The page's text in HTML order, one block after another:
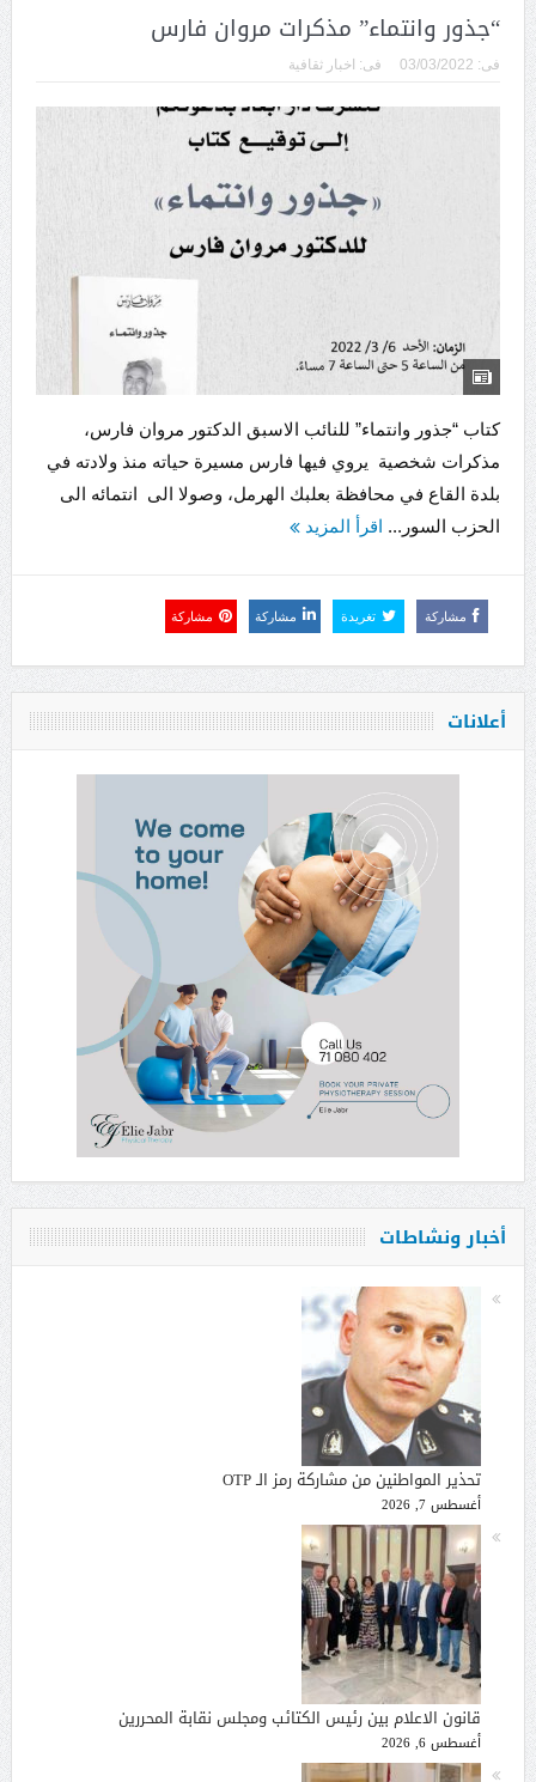
“جذور وانتماء” مذكرات مروان فارس
فى: 03/03/2022 فى: اخبار ثقافية
كتاب “جذور وانتماء” للنائب الاسبق الدكتور مروان فارس،
مذكرات شخصية يروي فيها فارس مسيرة حياته منذ ولادته في
بلدة القاع في محافظة بعلبك الهرمل، وصولا الى انتمائه الى
الحزب السور... اقرأ المزيد
مشاركة تغريدة مشاركة مشاركة
أعلانات
أخبار ونشاطات
تحذير المواطنين من مشاركة رمز الـ OTP
أغسطس 7, 2026
قانون الاعلام بين رئيس الكتائب ومجلس نقابة المحررين
أغسطس 6, 2026